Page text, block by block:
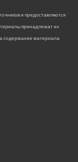
и предоставляются
принадлежат их
содержание материала